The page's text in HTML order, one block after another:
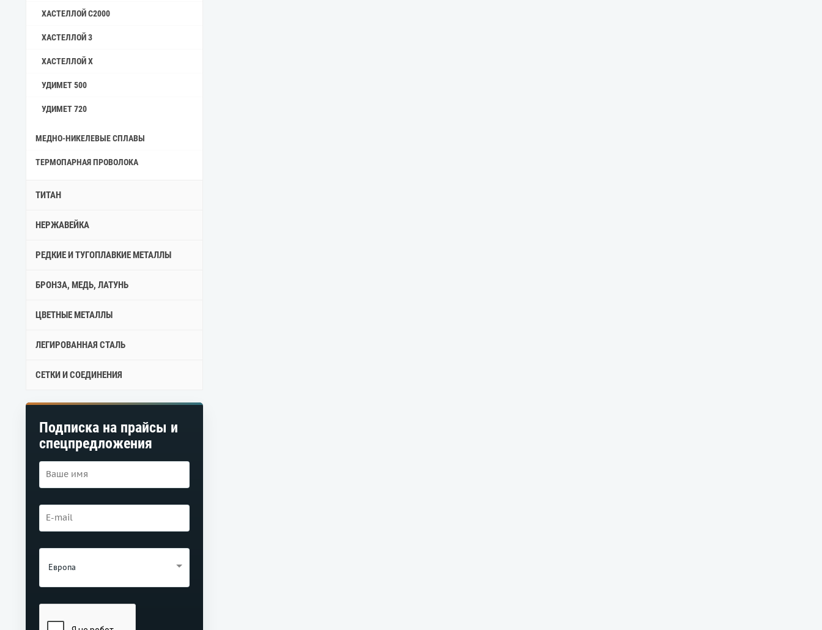
ХАСТЕЛЛОЙ C2000
ХАСТЕЛЛОЙ 3
ХАСТЕЛЛОЙ X
УДИМЕТ 500
УДИМЕТ 720
МЕДНО-НИКЕЛЕВЫЕ СПЛАВЫ
ТЕРМОПАРНАЯ ПРОВОЛОКА
ТИТАН
НЕРЖАВЕЙКА
РЕДКИЕ И ТУГОПЛАВКИЕ МЕТАЛЛЫ
БРОНЗА, МЕДЬ, ЛАТУНЬ
ЦВЕТНЫЕ МЕТАЛЛЫ
ЛЕГИРОВАННАЯ СТАЛЬ
СЕТКИ И СОЕДИНЕНИЯ
Подписка на прайсы и
спецпредложения
Европа